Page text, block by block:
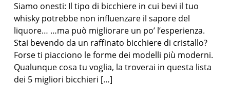
Siamo onesti: Il tipo di bicchiere in cui bevi il tuo
whisky potrebbe non influenzare il sapore del
liquore… …ma può migliorare un po’ l’esperienza.
Stai bevendo da un raffinato bicchiere di cristallo?
Forse ti piacciono le forme dei modelli più moderni.
Qualunque cosa tu voglia, la troverai in questa lista
dei 5 migliori bicchieri […]